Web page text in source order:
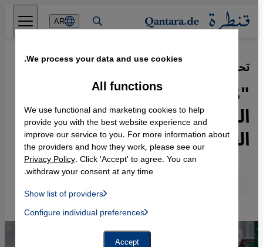
Direkt zum Inhalt springen
AR
تحديات ليبيا ما بعد القذافي·
09.12.2013
"لا شيء يستحق احتفال
الليبيين بعد عامين من سقوط
القذافي"
عربي
We process your data and use cookies.
All functions
We use functional and marketing cookies to help
provide you with the best website experience and
improve our service to you. For more information about
the providers and how they work, please see our
Privacy Policy. Click 'Accept' to agree. You can
withdraw your consent at any time.
Show list of providers
Instagram Embed, Twitter Embed, Youtube Embed
Facebook Embed / Facebook Connect
Configure individual preferences
Accept